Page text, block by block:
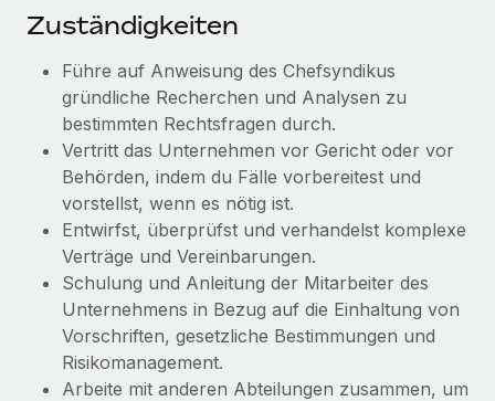
Globale Bereitstellung und Verfolgung von IT-
Geräten
Gründung von Niederlassungen
Schnelle, rechtssichere Gründung von
Niederlassungen
Mobilität und Relocation
Mühelose Relocation von Mitarbeiter:innen
Benefits
Mühelose Verwaltung von Benefits
Mehr erfahren
Strategische Partnerschaft zwischen
Reverse Tech und Remote für Contractor
Management und Payroll
Reverse Tech auf einen Blick Das Gesundheits- und
Wellness-Startup Reverse Tech hat das globale...
Mehr erfahren
EOR und PEO
Contractor Management
Steuern
Den Blog erkunden
BLOG
Neues zu Remote-Produkten: Integration mit
Gusto und Zero und Contractor Management
Plus
Auch im neuen Jahr wollen wir bei Remote Unternehmen
aller Größen dabei unterstützen, die beste...
Zuständigkeiten
Führe auf Anweisung des Chefsyndikus
gründliche Recherchen und Analysen zu
bestimmten Rechtsfragen durch.
Vertritt das Unternehmen vor Gericht oder vor
Behörden, indem du Fälle vorbereitest und
vorstellst, wenn es nötig ist.
Entwirfst, überprüfst und verhandelst komplexe
Verträge und Vereinbarungen.
Schulung und Anleitung der Mitarbeiter des
Unternehmens in Bezug auf die Einhaltung von
Vorschriften, gesetzliche Bestimmungen und
Risikomanagement.
Arbeite mit anderen Abteilungen zusammen, um